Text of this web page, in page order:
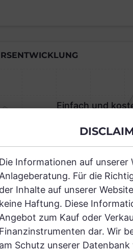
Einfach und
Die Informationen auf unserer
Anlageberatung. Für die
der Inhalte auf unserer
keine Haftung. Diese
Angebot zum Kauf oder
Finanzinstrumenten dar. Wir
am Schutz unserer Datenbank